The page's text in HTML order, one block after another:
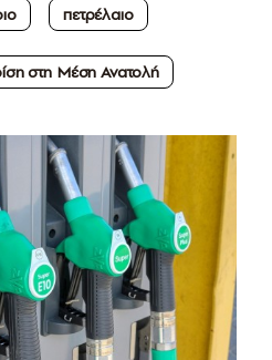
πετρέλαιο
στη Μέση Ανατολή